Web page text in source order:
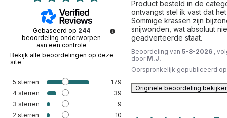
Gebaseerd op 244
beoordeling onderworpen
aan een controle
Bekijk alle beoordelingen op deze
site
5 sterren
179
4 sterren
39
3 sterren
9
2 sterren
10
Product besteld in de
ontvangst stel ik vast dat
Sommige krassen zijn
snijwonden, wat absoluut
geadverteerde staat.
Beoordeling van 5-8-2026 ,
door M.J.
Oorspronkelijk gepubliceerd
Originele beoordeling